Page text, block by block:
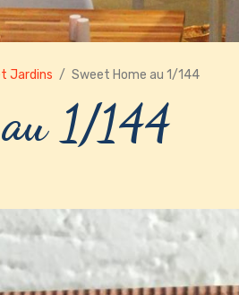
Jardins Sweet Home au 1/144
1/144